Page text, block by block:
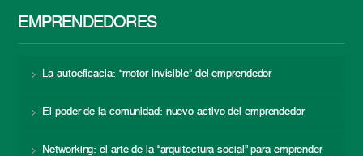
EMPRENDEDORES
La autoeficacia: “motor invisible” del emprendedor
El poder de la comunidad: nuevo activo del emprendedor
Networking: el arte de la “arquitectura social” para emprender